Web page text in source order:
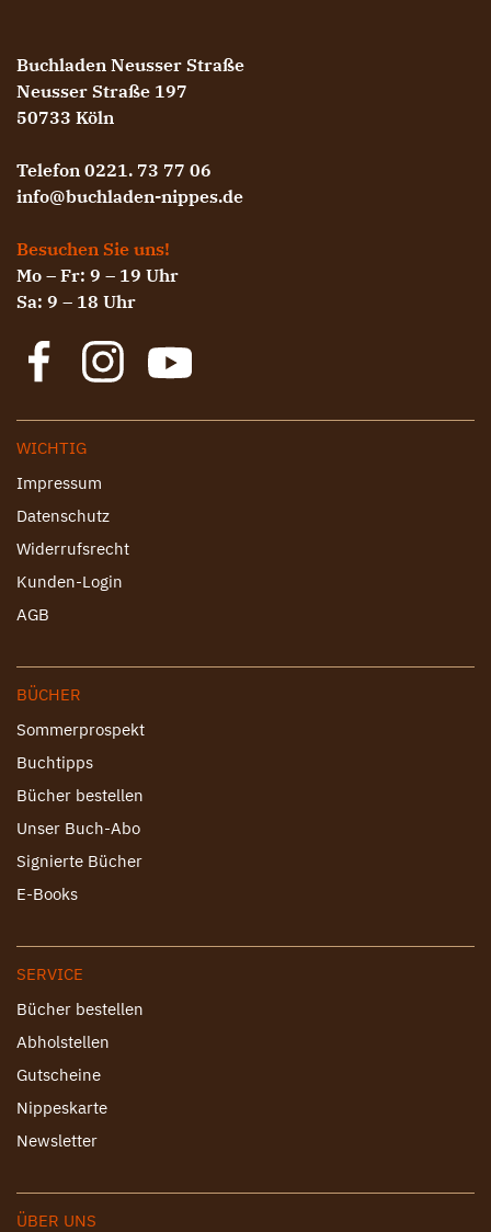
Buchladen Neusser Straße
Neusser Straße 197
50733 Köln
Telefon 0221. 73 77 06
info@buchladen-nippes.de
Besuchen Sie uns!
Mo – Fr: 9 – 19 Uhr
Sa: 9 – 18 Uhr
WICHTIG
Impressum
Datenschutz
Widerrufsrecht
Kunden-Login
AGB
BÜCHER
Sommerprospekt
Buchtipps
Bücher bestellen
Unser Buch-Abo
Signierte Bücher
E-Books
SERVICE
Bücher bestellen
Abholstellen
Gutscheine
Nippeskarte
Newsletter
ÜBER UNS